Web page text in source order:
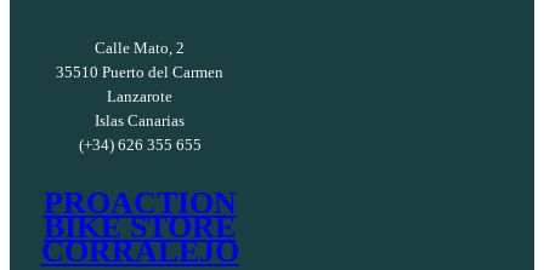
Calle Mato, 2
35510 Puerto del Carmen
Lanzarote
Islas Canarias
(+34) 626 355 655
PROACTION
BIKE STORE
CORRALEJO